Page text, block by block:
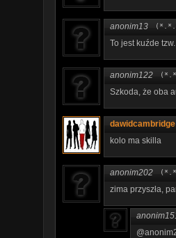
anonim13
To jest kuźde
anonim122
Szkoda, że oba
dawidcambridge
kolo ma skilla
anonim202
zima przyszła,